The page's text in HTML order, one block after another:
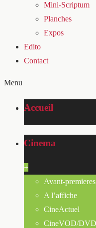
Mini-Scriptum
Planches
Expos
Edito
Contact
Menu
Accueil
Cinema
+
Avant-premieres
A l’affiche
CineActuel
CineVOD/DVD